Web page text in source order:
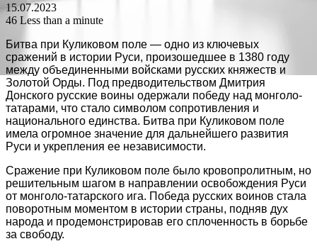
15.07.2023
46 Less than a minute
Битва при Куликовом поле — одно из ключевых
сражений в истории Руси, произошедшее в 1380 году
между объединенными войсками русских княжеств и
Золотой Орды. Под предводительством Дмитрия
Донского русские воины одержали победу над монголо-
татарами, что стало символом сопротивления и
национального единства. Битва при Куликовом поле
имела огромное значение для дальнейшего развития
Руси и укрепления ее независимости.
Сражение при Куликовом поле было кровопролитным, но
решительным шагом в направлении освобождения Руси
от монголо-татарского ига. Победа русских воинов стала
поворотным моментом в истории страны, подняв дух
народа и продемонстрировав его сплоченность в борьбе
за свободу.